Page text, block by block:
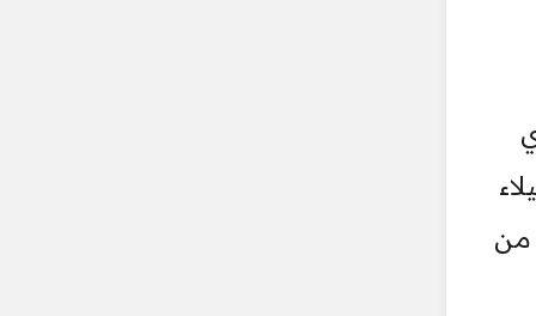
من